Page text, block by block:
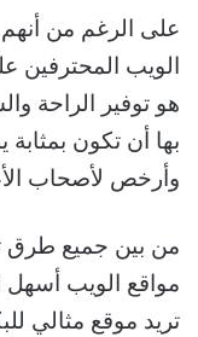
على الرغم من
الويب المحترفين
هو توفير الراحة
بها أن تكون
وأرخص لأصحاب
من بين جميع طرق
مواقع الويب أسهل
تريد موقع مثالي